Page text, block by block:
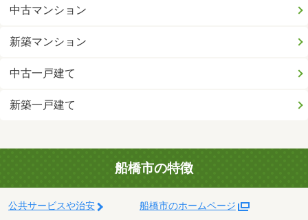
中古マンション
新築マンション
中古一戸建て
新築一戸建て
船橋市の特徴
公共サービスや治安 船橋市のホームページ